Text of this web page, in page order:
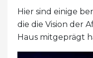
Hier sind einige
die die Vision der
Haus mitgeprägt